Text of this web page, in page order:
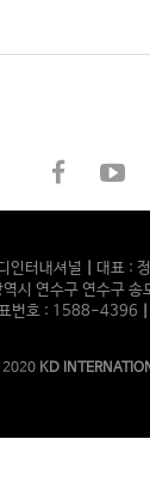
인터내셔널 대표 :
시 연수구 연수구
번호 : 1588-4396
KD